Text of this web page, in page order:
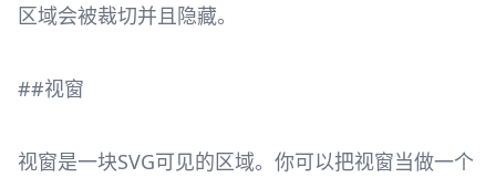
区域会被裁切并且隐藏。
##视窗
视窗是一块SVG可见的区域。你可以把视窗当做一个